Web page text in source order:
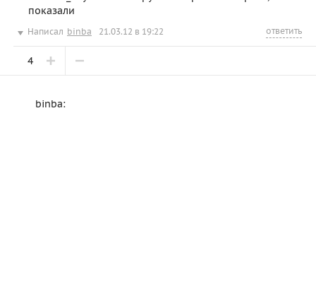
показали
Написал binba 21.03.12 в 19:22 ответить
4
binba: